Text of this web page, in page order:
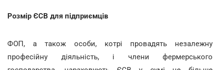
Розмір ЄСВ для підприємців
ФОП, а також особи, котрі провадять незалежну
професійну діяльність, і члени фермерського